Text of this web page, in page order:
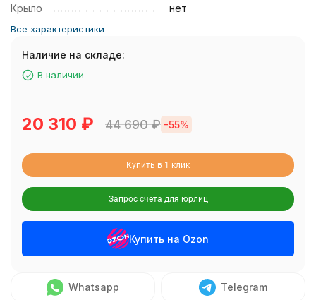
Крыло
нет
Все характеристики
Наличие на складе:
В наличии
20 310 ₽ 44 690₽ -55%
Купить в 1 клик
Запрос счета для юрлиц
Купить на Ozon
Whatsapp Telegram